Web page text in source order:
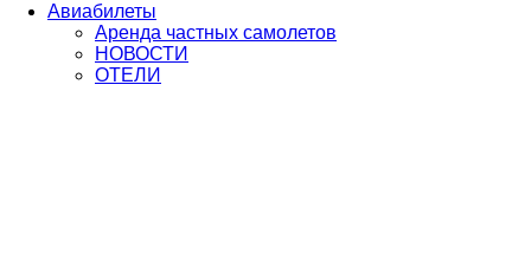
Авиабилеты
Аренда частных самолетов
НОВОСТИ
ОТЕЛИ